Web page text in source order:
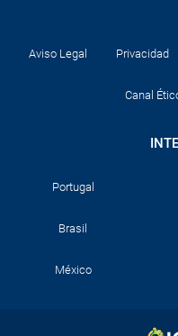
Aviso Legal Privacidad
Canal
Portugal
Brasil
México